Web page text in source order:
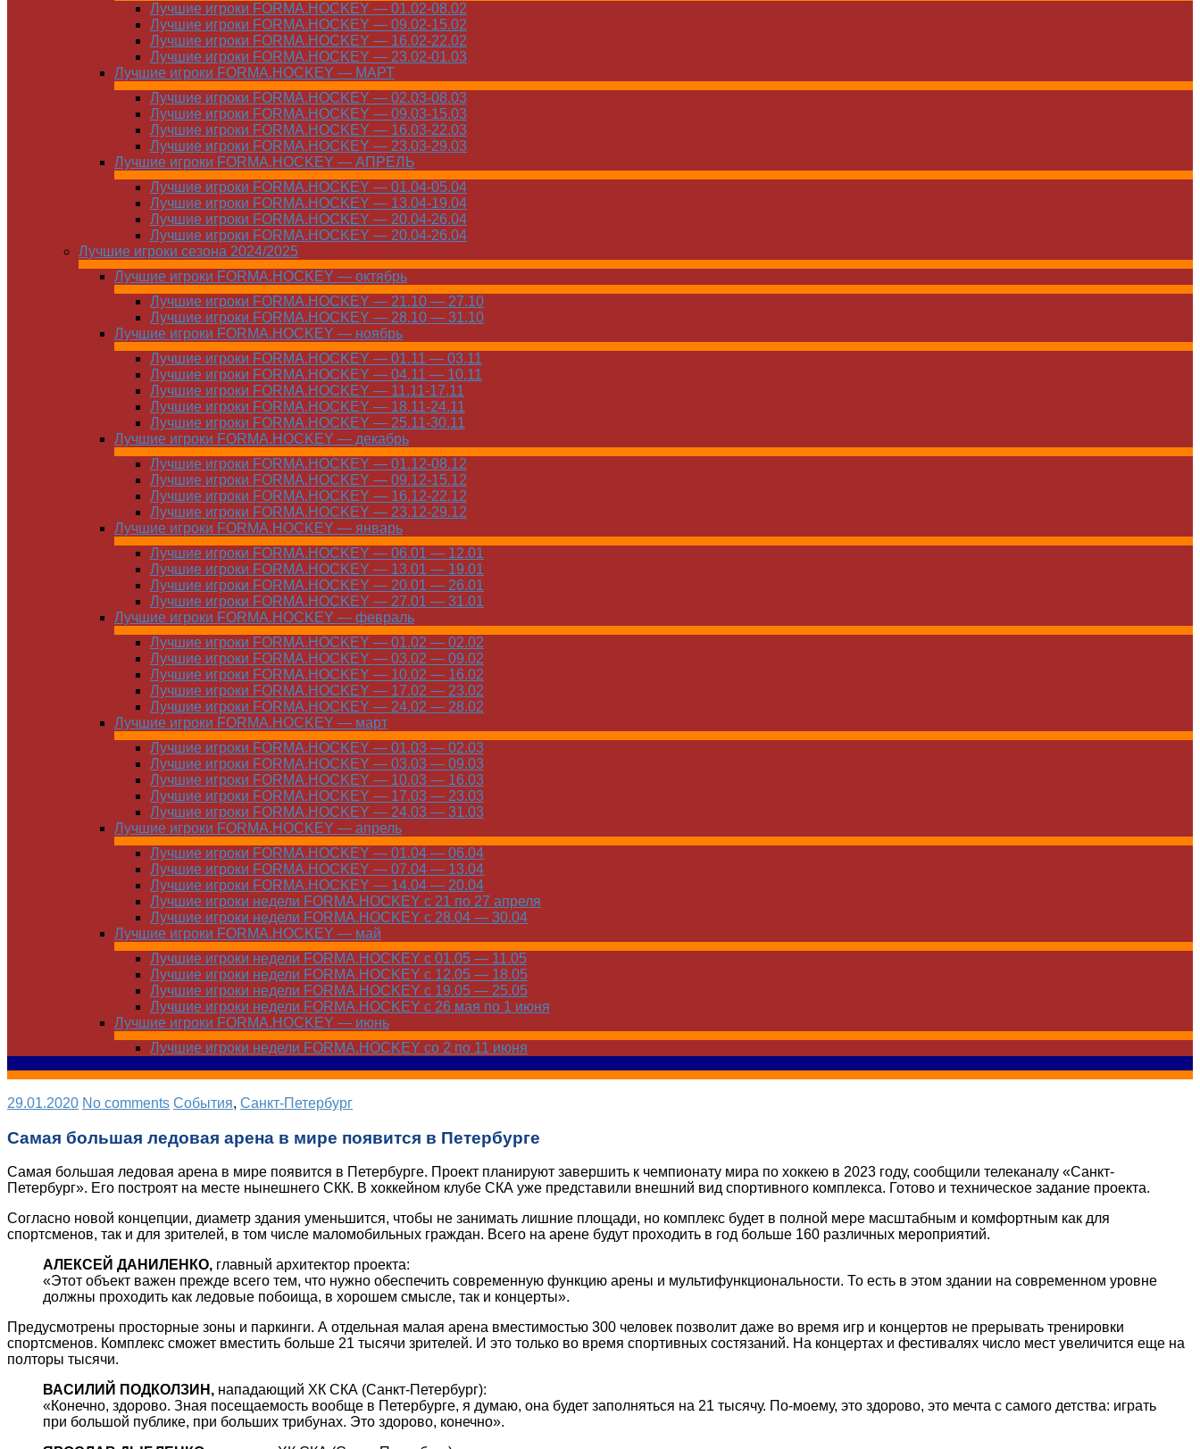
Лучшие игроки FORMA.HOCKEY — 01.02-08.02
Лучшие игроки FORMA.HOCKEY — 09.02-15.02
Лучшие игроки FORMA.HOCKEY — 16.02-22.02
Лучшие игроки FORMA.HOCKEY — 23.02-01.03
Лучшие игроки FORMA.HOCKEY — МАРТ
Лучшие игроки FORMA.HOCKEY — 02.03-08.03
Лучшие игроки FORMA.HOCKEY — 09.03-15.03
Лучшие игроки FORMA.HOCKEY — 16.03-22.03
Лучшие игроки FORMA.HOCKEY — 23.03-29.03
Лучшие игроки FORMA.HOCKEY — АПРЕЛЬ
Лучшие игроки FORMA.HOCKEY — 01.04-05.04
Лучшие игроки FORMA.HOCKEY — 13.04-19.04
Лучшие игроки FORMA.HOCKEY — 20.04-26.04
Лучшие игроки FORMA.HOCKEY — 20.04-26.04
Лучшие игроки сезона 2024/2025
Лучшие игроки FORMA.HOCKEY — октябрь
Лучшие игроки FORMA.HOCKEY — 21.10 — 27.10
Лучшие игроки FORMA.HOCKEY — 28.10 — 31.10
Лучшие игроки FORMA.HOCKEY — ноябрь
Лучшие игроки FORMA.HOCKEY — 01.11 — 03.11
Лучшие игроки FORMA.HOCKEY — 04.11 — 10.11
Лучшие игроки FORMA.HOCKEY — 11.11-17.11
Лучшие игроки FORMA.HOCKEY — 18.11-24.11
Лучшие игроки FORMA.HOCKEY — 25.11-30.11
Лучшие игроки FORMA.HOCKEY — декабрь
Лучшие игроки FORMA.HOCKEY — 01.12-08.12
Лучшие игроки FORMA.HOCKEY — 09.12-15.12
Лучшие игроки FORMA.HOCKEY — 16.12-22.12
Лучшие игроки FORMA.HOCKEY — 23.12-29.12
Лучшие игроки FORMA.HOCKEY — январь
Лучшие игроки FORMA.HOCKEY — 06.01 — 12.01
Лучшие игроки FORMA.HOCKEY — 13.01 — 19.01
Лучшие игроки FORMA.HOCKEY — 20.01 — 26.01
Лучшие игроки FORMA.HOCKEY — 27.01 — 31.01
Лучшие игроки FORMA.HOCKEY — февраль
Лучшие игроки FORMA.HOCKEY — 01.02 — 02.02
Лучшие игроки FORMA.HOCKEY — 03.02 — 09.02
Лучшие игроки FORMA.HOCKEY — 10.02 — 16.02
Лучшие игроки FORMA.HOCKEY — 17.02 — 23.02
Лучшие игроки FORMA.HOCKEY — 24.02 — 28.02
Лучшие игроки FORMA.HOCKEY — март
Лучшие игроки FORMA.HOCKEY — 01.03 — 02.03
Лучшие игроки FORMA.HOCKEY — 03.03 — 09.03
Лучшие игроки FORMA.HOCKEY — 10.03 — 16.03
Лучшие игроки FORMA.HOCKEY — 17.03 — 23.03
Лучшие игроки FORMA.HOCKEY — 24.03 — 31.03
Лучшие игроки FORMA.HOCKEY — апрель
Лучшие игроки FORMA.HOCKEY — 01.04 — 06.04
Лучшие игроки FORMA.HOCKEY — 07.04 — 13.04
Лучшие игроки FORMA.HOCKEY — 14.04 — 20.04
Лучшие игроки недели FORMA.HOCKEY с 21 по 27 апреля
Лучшие игроки недели FORMA.HOCKEY с 28.04 — 30.04
Лучшие игроки FORMA.HOCKEY — май
Лучшие игроки недели FORMA.HOCKEY с 01.05 — 11.05
Лучшие игроки недели FORMA.HOCKEY с 12.05 — 18.05
Лучшие игроки недели FORMA.HOCKEY с 19.05 — 25.05
Лучшие игроки недели FORMA.HOCKEY с 26 мая по 1 июня
Лучшие игроки FORMA.HOCKEY — июнь
Лучшие игроки недели FORMA.HOCKEY со 2 по 11 июня
29.01.2020 No comments Cобытия, Санкт-Петербург
Самая большая ледовая арена в мире появится в Петербурге
Самая большая ледовая арена в мире появится в Петербурге. Проект планируют завершить к чемпионату мира по хоккею в 2023 году, сообщили телеканалу «Санкт-
Петербург». Его построят на месте нынешнего СКК. В хоккейном клубе СКА уже представили внешний вид спортивного комплекса. Готово и техническое задание проекта.
Согласно новой концепции, диаметр здания уменьшится, чтобы не занимать лишние площади, но комплекс будет в полной мере масштабным и комфортным как для
спортсменов, так и для зрителей, в том числе маломобильных граждан. Всего на арене будут проходить в год больше 160 различных мероприятий.
АЛЕКСЕЙ ДАНИЛЕНКО, главный архитектор проекта:
«Этот объект важен прежде всего тем, что нужно обеспечить современную функцию арены и мультифункциональности. То есть в этом здании на современном уровне
должны проходить как ледовые побоища, в хорошем смысле, так и концерты».
Предусмотрены просторные зоны и паркинги. А отдельная малая арена вместимостью 300 человек позволит даже во время игр и концертов не прерывать тренировки
спортсменов. Комплекс сможет вместить больше 21 тысячи зрителей. И это только во время спортивных состязаний. На концертах и фестивалях число мест увеличится еще на
полторы тысячи.
ВАСИЛИЙ ПОДКОЛЗИН, нападающий ХК СКА (Санкт-Петербург):
«Конечно, здорово. Зная посещаемость вообще в Петербурге, я думаю, она будет заполняться на 21 тысячу. По-моему, это здорово, это мечта с самого детства: играть
при большой публике, при больших трибунах. Это здорово, конечно».